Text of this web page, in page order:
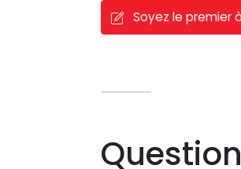
Soyez le premier